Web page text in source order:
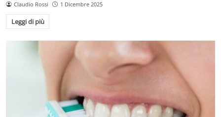
Claudio Rossi 1 Dicembre 2025
Leggi di più